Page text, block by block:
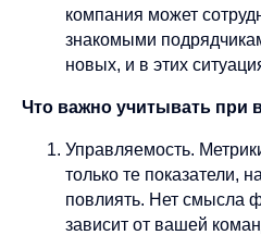
компания может
знакомыми
новых, и в этих
Что важно учитывать при
Управляемость.
только те показатели,
повлиять. Нет смысла
зависит от вашей